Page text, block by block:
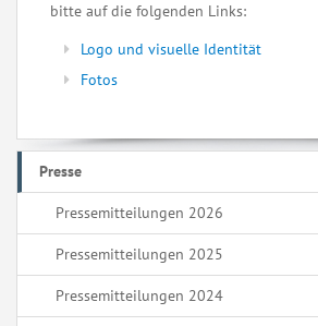
bitte auf die folgenden Links:
Logo und visuelle Identität
Fotos
Presse
Pressemitteilungen 2026
Pressemitteilungen 2025
Pressemitteilungen 2024